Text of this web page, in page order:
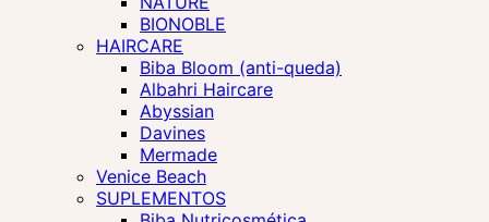
BIONOBLE
HAIRCARE
Biba Bloom (anti-queda)
Albahri Haircare
Abyssian
Davines
Mermade
Venice Beach
SUPLEMENTOS